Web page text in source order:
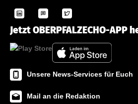
Jetzt OBERPFALZECHO-
Unsere News-Services für Euch
Mail an die Redaktion